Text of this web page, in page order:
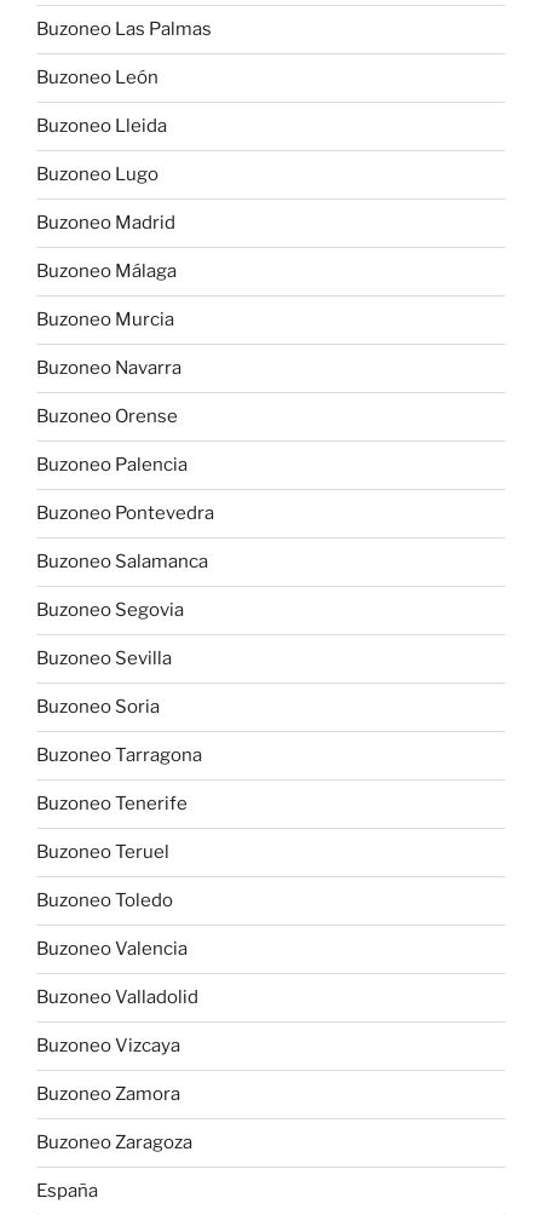
Buzoneo Las Palmas
Buzoneo León
Buzoneo Lleida
Buzoneo Lugo
Buzoneo Madrid
Buzoneo Málaga
Buzoneo Murcia
Buzoneo Navarra
Buzoneo Orense
Buzoneo Palencia
Buzoneo Pontevedra
Buzoneo Salamanca
Buzoneo Segovia
Buzoneo Sevilla
Buzoneo Soria
Buzoneo Tarragona
Buzoneo Tenerife
Buzoneo Teruel
Buzoneo Toledo
Buzoneo Valencia
Buzoneo Valladolid
Buzoneo Vizcaya
Buzoneo Zamora
Buzoneo Zaragoza
España